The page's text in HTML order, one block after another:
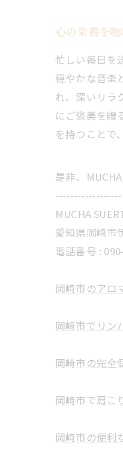
心の栄養を
忙しい毎日を
穏やかな音楽
れ、深いリラ
にご褒美を贈
を持つことで
是非、
MUCHA
愛知県岡崎市
電話番号 :
岡崎市のアロ
岡崎市でリン
岡崎市の完全
岡崎市で肩こ
岡崎市の便利